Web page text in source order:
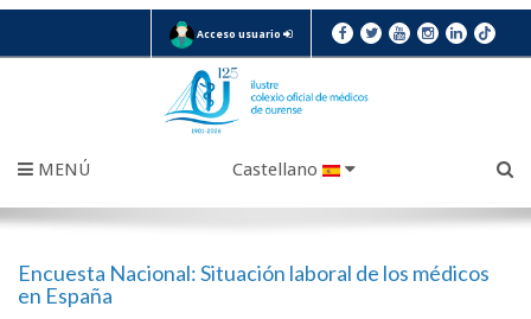
Acceso usuario
MENÚ Castellano
Encuesta Nacional: Situación laboral de los médicos
en España